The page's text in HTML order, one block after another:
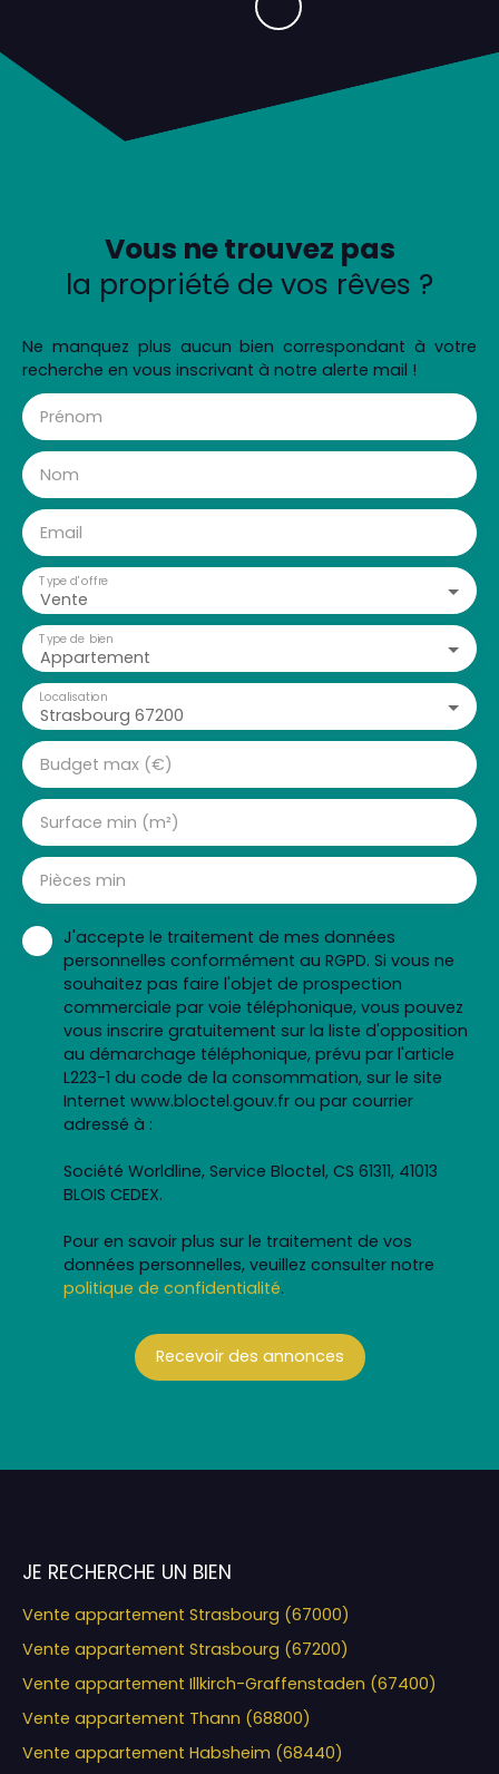
Vous ne trouvez pas
la propriété de vos rêves ?
Ne manquez plus aucun bien correspondant à votre
recherche en vous inscrivant à notre alerte mail !
Prénom
Nom
Email
Vente
Type d'offre
Appartement
Type de bien
Strasbourg 67200
Localisation
Budget max (€)
Surface min (m²)
Pièces min
J'accepte le traitement de mes données
personnelles conformément au RGPD. Si vous ne
souhaitez pas faire l'objet de prospection
commerciale par voie téléphonique, vous pouvez
vous inscrire gratuitement sur la liste d'opposition
au démarchage téléphonique, prévu par l'article
L223-1 du code de la consommation, sur le site
Internet www.bloctel.gouv.fr ou par courrier
adressé à :
Société Worldline, Service Bloctel, CS 61311, 41013
BLOIS CEDEX.
Pour en savoir plus sur le traitement de vos
données personnelles, veuillez consulter notre
politique de confidentialité.
Recevoir des annonces
JE RECHERCHE UN BIEN
Vente appartement Strasbourg (67000)
Vente appartement Strasbourg (67200)
Vente appartement Illkirch-Graffenstaden (67400)
Vente appartement Thann (68800)
Vente appartement Habsheim (68440)